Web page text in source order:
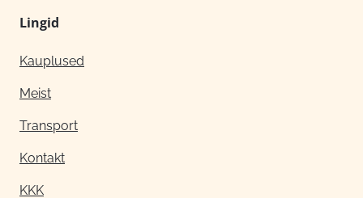
Lingid
Kauplused
Meist
Transport
Kontakt
KKK